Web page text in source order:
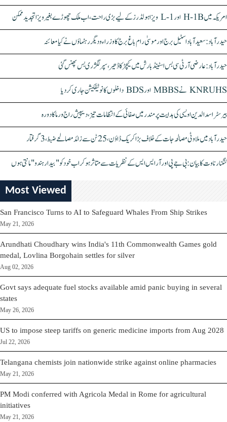
امریکہ میں H-1B اور L-1 ویزا ہولڈرز کے لیے بڑی راحت، اب ملک چھوڑے بغیر ویزا تجدید ممکن
حیدرآباد: سعیدآباد اسٹیل برج اور موسیٰ رام باغ برج کا وزراء و دیگر رہنماؤں نے کیا معائنہ
حیدرآباد: عارضی آر ٹی سی بس اسٹینڈ بارش میں کیچڑ کا ڈھیر، سپر لگژری بس پھنس گئی
KNRUHS نے MBBS اور BDS داخلوں کا نوٹیفکیشن جاری کر دیا
بیرسٹر اسدالدین اویسی کی ہدایت پر مندر میں صفائی کے انتظامات تیز، دیپیش راج ورما کا دورہ
حیدرآباد میں ملاوٹی مصالحہ جات کے خلاف بڑا کریک ڈاؤن، 25 ٹن سے زائد مصالحے ضبط، 3 گرفتار
کنگنا رناوت کا بیان: بی جے پی اور آر ایس ایس کے نظریات سے متاثر ہو کر اب خود کو "بیدار ہندو" مانتی ہوں
Most Viewed
San Francisco Turns to AI to Safeguard Whales From Ship Strikes
May 21, 2026
Arundhati Choudhary wins India's 11th Commonwealth Games gold
medal, Lovlina Borgohain settles for silver
Aug 02, 2026
Govt says adequate fuel stocks available amid panic buying in several
states
May 26, 2026
US to impose steep tariffs on generic medicine imports from Aug 2028
Jul 22, 2026
Telangana chemists join nationwide strike against online pharmacies
May 21, 2026
PM Modi conferred with Agricola Medal in Rome for agricultural
initiatives
May 21, 2026